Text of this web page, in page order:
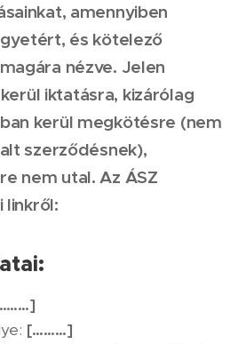
amennyiben
és kötelező
nézve. Jelen
iktatásra, kizárólag
kerül megkötésre (nem
szerződésnek),
nem utal. Az ÁSZ
linkről:
[………]